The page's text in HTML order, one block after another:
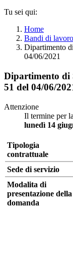
Tu sei qui:
Home
Bandi di lavoro
Dipartimento
04/06/2021
Dipartimento di
51 del 04/06/
Attenzione
Il termine per
lunedì 14
Tipologia
contrattuale
Sede di servizio
Modalita di
presentazione della
domanda